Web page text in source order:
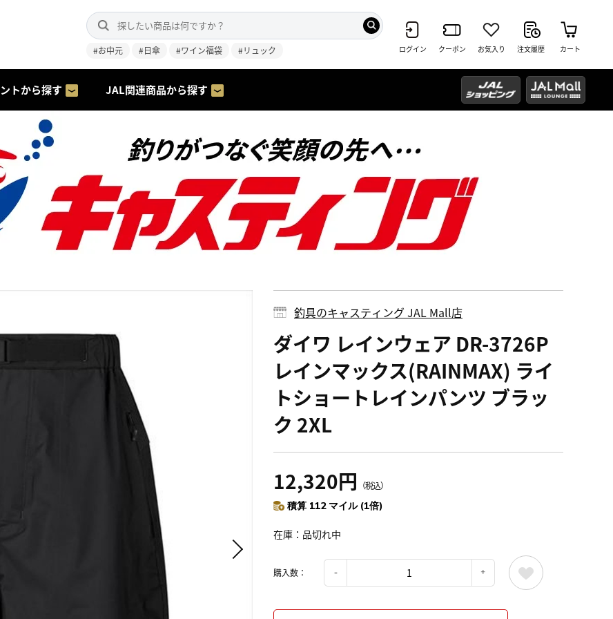
#お中元 #日傘 #ワイン福袋 #リュック ログイン クーポン お気入り 注文履歴 カート
トから探す JAL関連商品から探す
釣具のキャスティング JAL Mall店
ダイワ レインウェア DR-3726P
レインマックス(RAINMAX) ライ
トショートレインパンツ ブラッ
ク 2XL
12,320円 （税込）
積算 112 マイル (1倍)
在庫 品切れ中
購入数：